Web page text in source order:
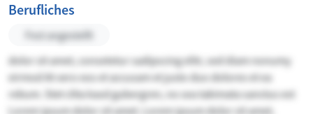
Berufliches
Fest angestellt
dolor sit amet, consetetur sadipscing elitr, sed diam nonumy
eirmod At vero eos et accusam et justo duo dolores et ea
rebum. Stet clita kasd gubergren, no sea takimata sanctus est
Lorem ipsum dolor sit amet. Lorem ipsum dolor sit amet,